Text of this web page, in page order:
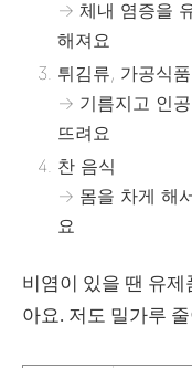
→ 체내 염증을
해져요
튀김류, 가공식품
→ 기름지고 인
뜨려요
찬 음식
→ 몸을 차게 해
요
비염이 있을 땐 유
아요. 저도 밀가루